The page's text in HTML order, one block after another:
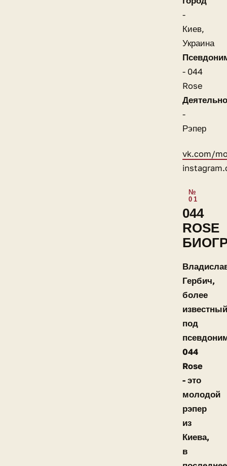
-
Киев,
Украина
- 044
Rose
-
Рэпер
vk.com/
044
ROSE
Гербич,
более
известный
под
044
Rose
- это
молодой
рэпер
из
Киева,
в